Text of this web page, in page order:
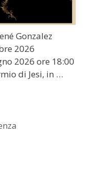
Gonzalez
2026
2026 ore 18:00
di Jesi, in …